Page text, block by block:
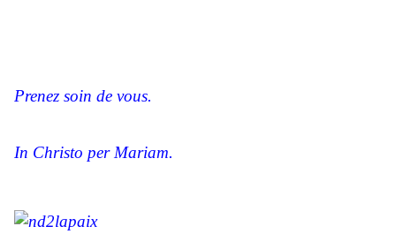
Prenez soin de vous.
In Christo per Mariam.